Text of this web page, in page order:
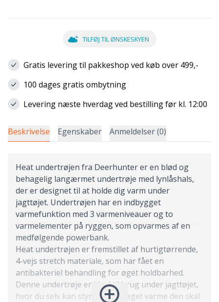
TILFØJ TIL ØNSKESKYEN
Gratis levering til pakkeshop ved køb over 499,-
100 dages gratis ombytning
Levering næste hverdag ved bestilling før kl. 12:00
Beskrivelse Egenskaber Anmeldelser (0)
Heat undertrøjen fra Deerhunter er en blød og
behagelig langærmet undertrøje med lynlåshals,
der er designet til at holde dig varm under
jagttøjet. Undertrøjen har en indbygget
varmefunktion med 3 varmeniveauer og to
varmelementer på ryggen, som opvarmes af en
medfølgende powerbank.
Heat undertrøjen er fremstillet af hurtigtørrende,
4-vejs stretch materiale, som har fået en
antibakteriel behandling for øget holdbarhed.
Denne undertrøje er ideel til brug under jagttøjet,
hvor du selv kan styre, hvor meget varme den skal